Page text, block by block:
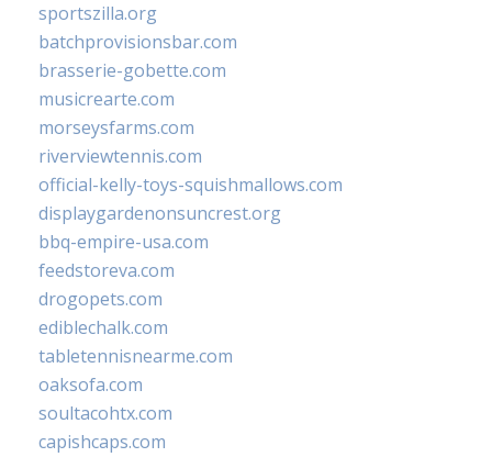
sportszilla.org
batchprovisionsbar.com
brasserie-gobette.com
musicrearte.com
morseysfarms.com
riverviewtennis.com
official-kelly-toys-squishmallows.com
displaygardenonsuncrest.org
bbq-empire-usa.com
feedstoreva.com
drogopets.com
ediblechalk.com
tabletennisnearme.com
oaksofa.com
soultacohtx.com
capishcaps.com